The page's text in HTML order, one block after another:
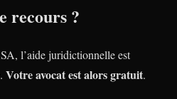
recours ?
l’aide juridictionnelle est
Votre avocat est alors gratuit.